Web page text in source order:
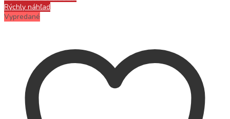
Rýchly náhľad
Vypredané